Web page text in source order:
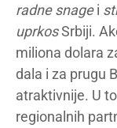
radne snagei
uprkosSrbiji.
miliona dolara
dala i za prugu
atraktivnije. U
regionalnih